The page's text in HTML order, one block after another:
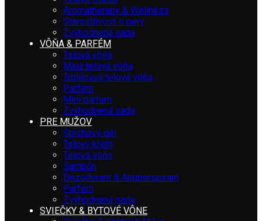
Aromatherapy & Wellness
Starostlivosť o pery
Zvýhodnená sada
VÔŇA & PARFÉM
Telová vôňa
Malá telová vôňa
Trblietavá telová vôňa
Parfém
Mini parfum
Zvýhodnená sada
PRE MUŽOV
Sprchový gél
Telový krém
Telová vôňa
Šampón
Dezodorant & Antiperspirant
Parfém
Zvýhodnená sada
SVIEČKY & BYTOVÉ VÔNE